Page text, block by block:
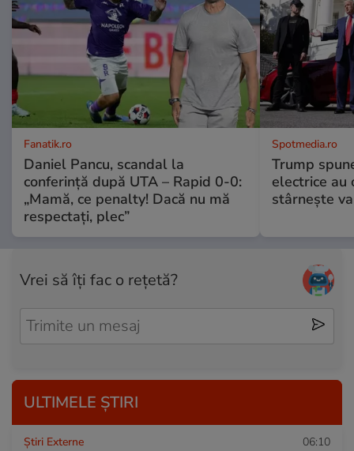
Fanatik.ro
Daniel Pancu, scandal la
conferință după UTA – Rapid 0-0:
„Mamă, ce penalty! Dacă nu mă
respectați, plec”
Spotmedia.ro
Trump
electrice au
stârnește
Vrei să îți fac o rețetă?
ULTIMELE ȘTIRI
Știri Externe 06:10